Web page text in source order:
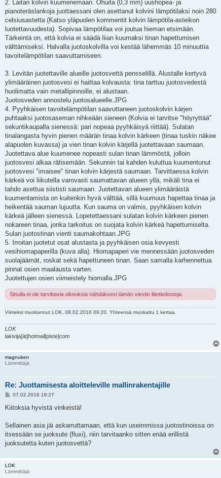
2. Laitan kolvin kuumenemaan. Ohuita (0,3 mm) uushopea- ja
pianoteräslankoja juottaessani olen asettanut kolvini lämpötilaksi noin 280
celsiusastetta (Katso yläpuolen kommentit kolvin lämpötila-asteikon
luotettavuudesta). Sopivaa lämpötilaa voi joutua hieman etsimään.
Tärkeintä on, että kolvia ei säädä liian kuumaksi tinan hapettumisen
välttämiseksi. Halvalla juotoskolvilla voi kestää lähemmäs 10 minuuttia
tavoitelämpötilan saavuttamiseen.
3. Levitän juotettaville alueille juotosvettä pensselillä. Alustalle kertyvä
ylimääräinen juotosvesi ei haittaa kolvausta: tina tarttuu juotosvedestä
huolimatta vain metallipinnoille, ei alustaan.
Juotosveden annostelu juotosalueelle.JPG
4. Pyyhkäisen tavoitelämpötilan saavuttaneen juotoskolvin kärjen
puhtaaksi juotosaseman nihkeään sieneen (Kolvia ei tarvitse "höyryttää"
sekuntikaupalla sienessä: pari nopeaa pyyhkäisyä riittää). Sulatan
tinalangasta hyvin pienen määrän tinaa kolvin kärkeen (tinaa tuskin näkee
alapuolen kuvassa) ja vien tinan kolvin kärjellä juotettavaan saumaan.
Juotettava alue kuumenee nopeasti sulan tinan lämmöstä, jolloin
juotosvesi alkaa rätisemään. Sekunnin tai kahden kuluttua kuumentunut
juotosvesi "imaisee" tinan kolvin kärjestä saumaan. Tarvittaessa kolvin
kärkeä voi liikutella varovasti saumattavan alueen yllä, mikäli tina ei
tahdo asettua siististi saumaan. Juotettavan alueen ylimääräistä
kuumentamista on kuitenkin hyvä välttää, sillä kuumuus hapettaa tinaa ja
heikentää sauman lujuutta. Kun sauma on valmis, pyyhkäisen kolvin
kärkeä jälleen sienessä. Lopetettaessani sulatan kolvin kärkeen pienen
nokareen tinaa, jonka tarkoitus on suojata kolvin kärkeä hapettumiselta.
Sulan juotostinan vienti saumakohtaan.JPG
5. Irroitan juotetut osat alustasta ja pyyhkäisen osia kevyesti
vesihiomapaperilla (kuva alla). Hiomapaperi vie mennessään juotosveden
suolajäämät, roskat sekä hapettuneen tinan. Saan samalla karhennettua
pinnat osien maalausta varten.
Juotettujen osien viimeistely hiomalla.JPG
Sinulla ei ole tarvittavia oikeuksia nähdäksesi tämän viestin liitetiedostoja.
Viimeksi muokannut LOK, 08.02.2016 09:20. Yhteensä muokattu 1 kertaa.
LOK
lakivija[ät]hotmail[piste]com
magnuken
Lämmittäjä
Re: Juottamisesta aloitteleville mallinrakentajille
V
e
i
07.02.2016 18:27
Kiitoksia hyvistä vinkeistä!
Sellainen asia jäi askarruttamaan, että kun useimmissa juotostinoissa on
itsessään se juoksute (fluxi), niin tarvitaanko sitten enää erillistä
juoksutetta kuten juotosvettä?
LOK
Lämmittäjä